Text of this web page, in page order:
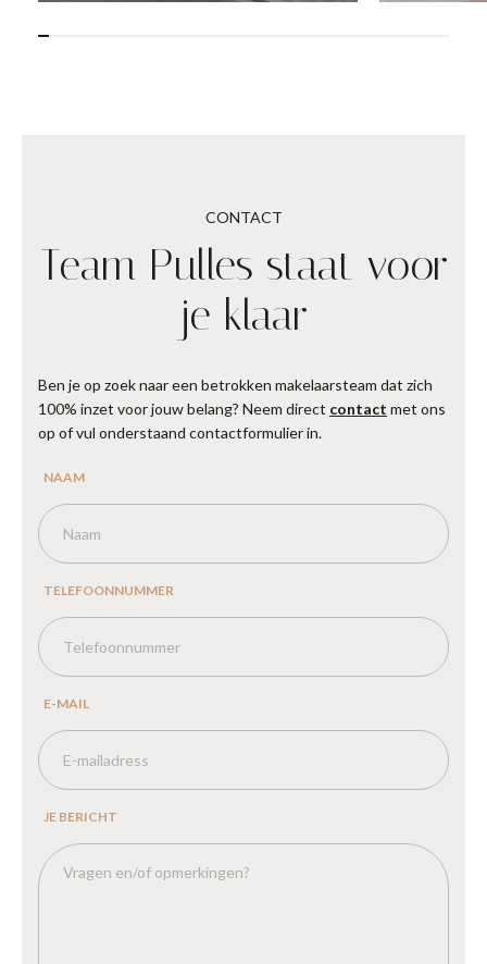
CONTACT
Team Pulles staat voor
je klaar
Ben je op zoek naar een betrokken makelaarsteam dat zich
100% inzet voor jouw belang? Neem direct contact met ons
op of vul onderstaand contactformulier in.
NAAM
TELEFOONNUMMER
E-MAIL
JE BERICHT